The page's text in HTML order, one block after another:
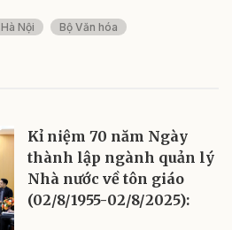
Hà Nội
Bộ Văn hóa
Kỉ niệm 70 năm Ngày
thành lập ngành quản lý
Nhà nước về tôn giáo
(02/8/1955-02/8/2025):